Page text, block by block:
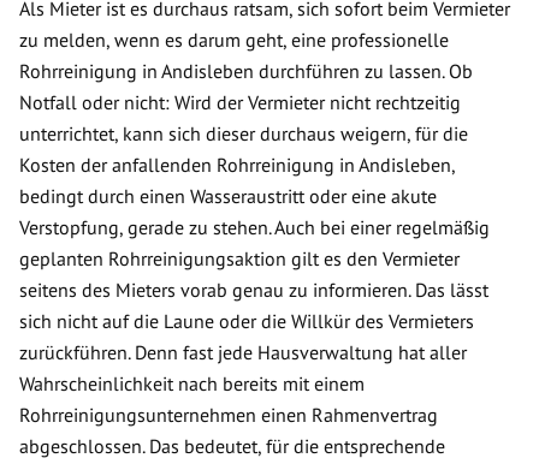
Als Mieter ist es durchaus ratsam, sich sofort beim Vermieter
zu melden, wenn es darum geht, eine professionelle
Rohrreinigung in Andisleben durchführen zu lassen. Ob
Notfall oder nicht: Wird der Vermieter nicht rechtzeitig
unterrichtet, kann sich dieser durchaus weigern, für die
Kosten der anfallenden Rohrreinigung in Andisleben,
bedingt durch einen Wasseraustritt oder eine akute
Verstopfung, gerade zu stehen. Auch bei einer regelmäßig
geplanten Rohrreinigungsaktion gilt es den Vermieter
seitens des Mieters vorab genau zu informieren. Das lässt
sich nicht auf die Laune oder die Willkür des Vermieters
zurückführen. Denn fast jede Hausverwaltung hat aller
Wahrscheinlichkeit nach bereits mit einem
Rohrreinigungsunternehmen einen Rahmenvertrag
abgeschlossen. Das bedeutet, für die entsprechende